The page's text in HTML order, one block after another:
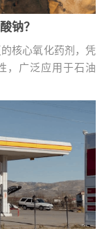
钠？
核心氧化药剂，凭
，广泛应用于石油